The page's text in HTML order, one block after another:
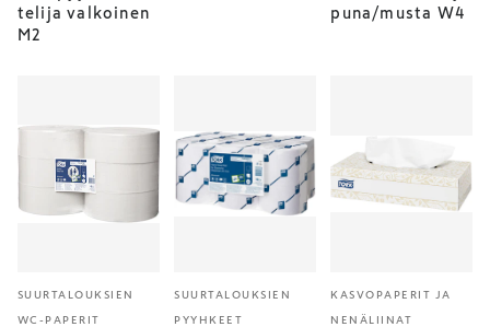
telija valkoinen
M2
puna/musta W4
SUURTALOUKSIEN
WC-PAPERIT
SUURTALOUKSIEN
PYYHKEET
KASVOPAPERIT JA
NENÄLIINAT